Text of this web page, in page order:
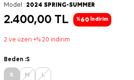
Model : 2024 SPRING-SUMMER
2.400,00 TL %60 İndirim
2 ve üzeri +% 20 indirim
Beden :S
S M L